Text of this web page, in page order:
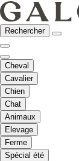
Rechercher
Cheval
Cavalier
Chien
Chat
Animaux
Elevage
Ferme
Spécial été